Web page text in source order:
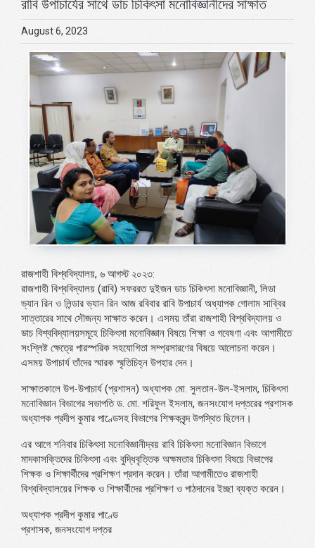
রাবি উপাচার্যের সাথে ডাচ চিকিৎসা মনোবিজ্ঞানীদের সাক্ষাত
August 6, 2023
রাজশাহী বিশ্ববিদ্যালয়, ৬ আগস্ট ২০২৩:
রাজশাহী বিশ্ববিদ্যালয় (রাবি) সফররত দুইজন ডাচ চিকিৎসা মনোবিজ্ঞানী, লিডা
ভ্যান রিন ও লিন্ডার ভ্যান রিন আজ রবিবার রাবি উপাচার্য অধ্যাপক গোলাম সাব্বির
সাত্তারের সাথে সৌজন্য সাক্ষাত করেন। এসময় তাঁরা রাজশাহী বিশ্ববিদ্যালয় ও
ডাচ বিশ্ববিদ্যালয়সমূহে চিকিৎসা মনোবিজ্ঞান বিষয়ে শিক্ষা ও গবেষণা এবং আগামীতে
সংশ্লিষ্ট ক্ষেত্রে পারস্পরিক সহযোগিতা সম্প্রসারণের বিষয়ে আলোচনা করেন।
এসময় উপাচার্য তাঁদের স্মারক স্মৃতিচিহ্ন উপহার দেন।
সাক্ষাতকালে উপ-উপাচার্য (প্রশাসন) অধ্যাপক মো. সুলতান-উল-ইসলাম, চিকিৎসা
মনোবিজ্ঞান বিভাগের সভাপতি ড. মো. শরিফুল ইসলাম, জনসংযোগ দপ্তরের প্রশাসক
অধ্যাপক প্রদীপ কুমার পাণ্ডেসহ বিভাগের শিক্ষকবৃন্দ উপস্থিত ছিলেন।
এর আগে শনিবার চিকিৎসা মনোবিজ্ঞানীদ্বয় রাবি চিকিৎসা মনোবিজ্ঞান বিভাগে
মাদকাসক্তিদের চিকিৎসা এবং বুদ্ধিবৃত্তিক অক্ষমতার চিকিৎসা বিষয়ে বিভাগের
শিক্ষক ও শিক্ষার্থীদের প্রশিক্ষণ প্রদান করেন। তাঁরা আগামীতেও রাজশাহী
বিশ্ববিদ্যালয়ের শিক্ষক ও শিক্ষার্থীদের প্রশিক্ষণ ও পাঠদানের ইচ্ছা ব্যক্ত করেন।
অধ্যাপক প্রদীপ কুমার পাণ্ডে
প্রশাসক, জনসংযোগ দপ্তর